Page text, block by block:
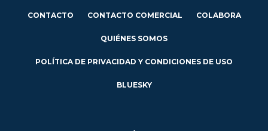
CONTACTO CONTACTO COMERCIAL COLABORA
QUIÉNES SOMOS
POLÍTICA DE PRIVACIDAD Y CONDICIONES DE USO
BLUESKY